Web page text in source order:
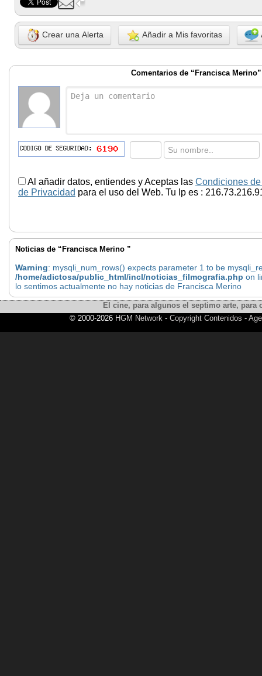
Crear una Alerta Añadir a Mis favoritas
Comentarios de “Francisca Merino”
Al añadir datos, entiendes y Aceptas las Condiciones
de Privacidad para el uso del Web. Tu Ip es :
Noticias de “Francisca Merino ”
Warning: mysqli_num_rows() expects parameter 1 to be
/home/adictosa/public_html/incl/noticias_filmografia.php on
lo sentimos actualmente no hay noticias de Francisca Merino
El cine, para algunos el septimo arte,
© 2000-2026 HGM Network- Copyright Contenidos -